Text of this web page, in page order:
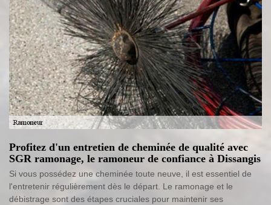
Profitez d'un entretien de cheminée de qualité avec
SGR ramonage, le ramoneur de confiance à Dissangis
Si vous possédez une cheminée toute neuve, il est essentiel de
l'entretenir régulièrement dès le départ. Le ramonage et le
débistrage sont des étapes cruciales pour maintenir ses